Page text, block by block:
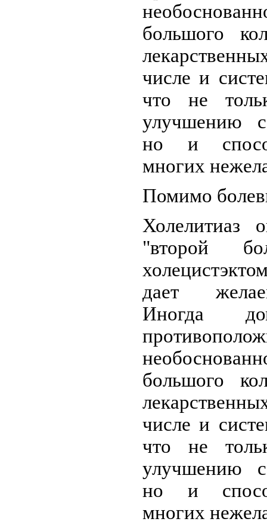
большого
числе и
что не
улучшению
но и
многих
Помимо
Холелитиаз
"второй
дает
Иногда
большого
числе и
что не
улучшению
но и
многих